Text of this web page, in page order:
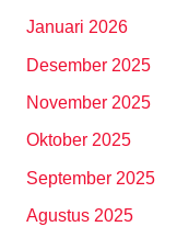
Januari 2026
Desember 2025
November 2025
Oktober 2025
September 2025
Agustus 2025